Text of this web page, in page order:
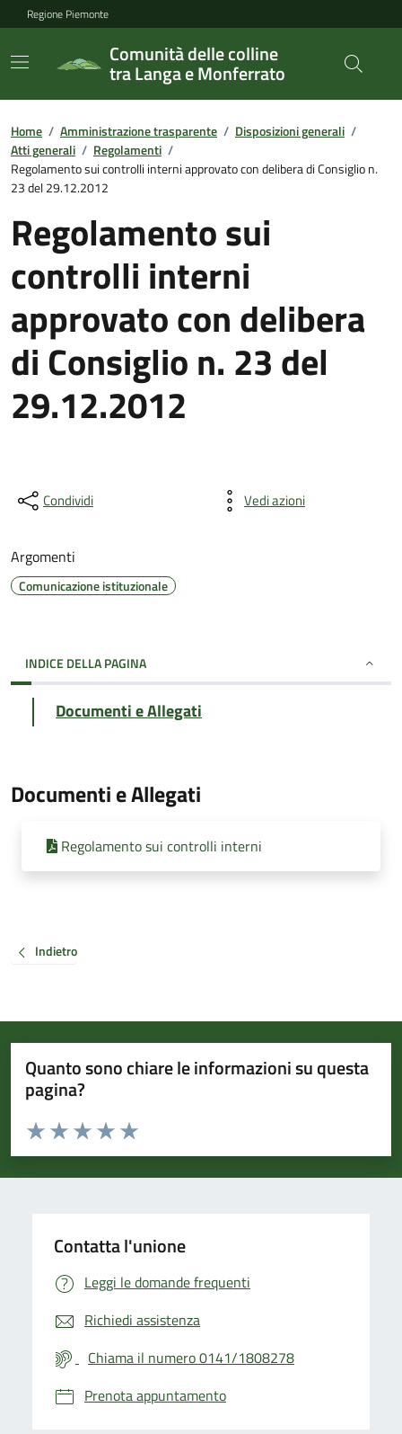
Regione Piemonte
Comunità delle colline
tra Langa e Monferrato
Home / Amministrazione trasparente / Disposizioni generali /
Atti generali / Regolamenti /
Regolamento sui controlli interni approvato con delibera di Consiglio n.
23 del 29.12.2012
Regolamento sui
controlli interni
approvato con delibera
di Consiglio n. 23 del
29.12.2012
Condividi Vedi azioni
Argomenti
Comunicazione istituzionale
INDICE DELLA PAGINA
Documenti e Allegati
Documenti e Allegati
Regolamento sui controlli interni
Indietro
Quanto sono chiare le informazioni su questa
pagina?
Valuta da 1 a 5 stelle la pagina
Valuta 5 stelle su 5
Valuta 4 stelle su 5
Valuta 3 stelle su 5
Valuta 2 stelle su 5
Valuta 1 stelle su 5
Contatta l'unione
Leggi le domande frequenti
Richiedi assistenza
Chiama il numero 0141/1808278
Prenota appuntamento